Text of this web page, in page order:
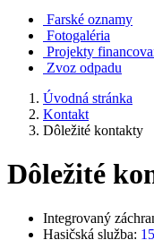
Farské oznamy
Fotogaléria
Projekty
Zvoz odpadu
Úvodná stránka
Kontakt
Dôležité kontakty
Dôležité
Integrovaný
Hasičská služba: